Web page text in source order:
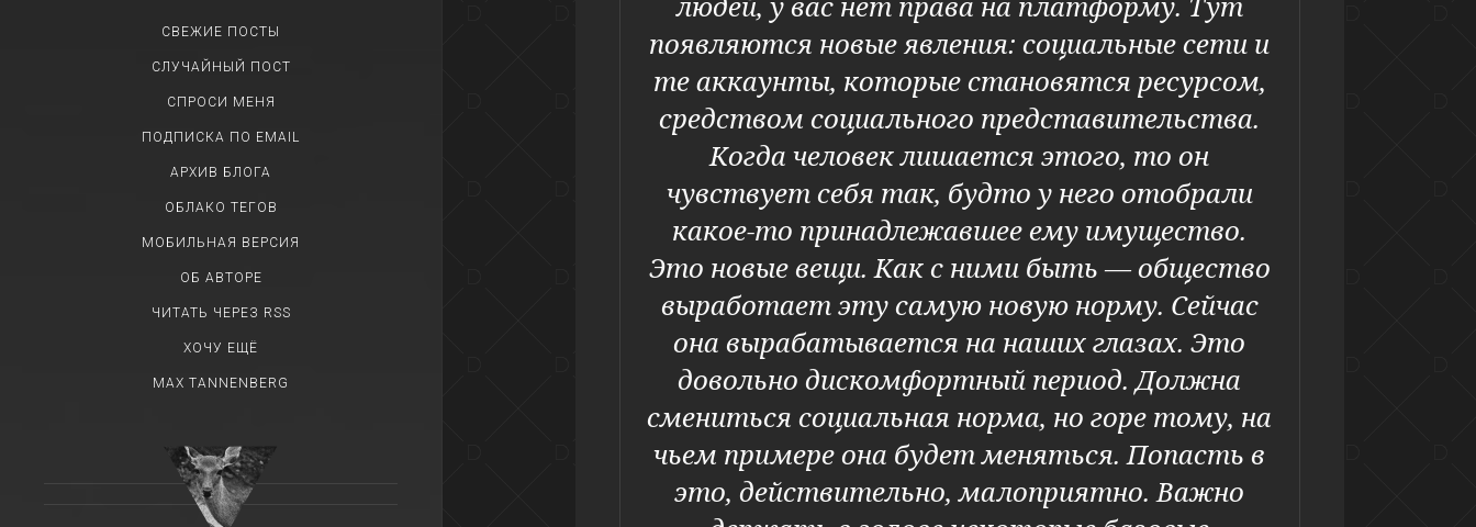
СВЕЖИЕ ПОСТЫ
СЛУЧАЙНЫЙ ПОСТ
СПРОСИ МЕНЯ
ПОДПИСКА ПО EMAIL
АРХИВ БЛОГА
ОБЛАКО ТЕГОВ
МОБИЛЬНАЯ ВЕРСИЯ
ОБ АВТОРЕ
ЧИТАТЬ ЧЕРЕЗ RSS
ХОЧУ ЕЩЁ
MAX TANNENBERG
появляются новые явления: социальные сети и
те аккаунты, которые становятся ресурсом,
средством социального представительства.
Когда человек лишается этого, то он
чувствует себя так, будто у него отобрали
какое-то принадлежавшее ему имущество.
Это новые вещи. Как с ними быть — общество
выработает эту самую новую норму. Сейчас
она вырабатывается на наших глазах. Это
довольно дискомфортный период. Должна
смениться социальная норма, но горе тому, на
чьем примере она будет меняться. Попасть в
это, действительно, малоприятно. Важно